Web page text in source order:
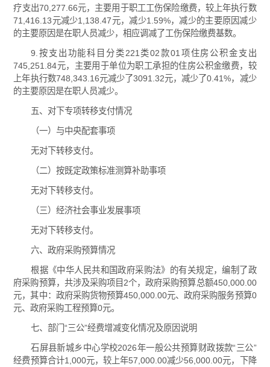
疗支出70,277.66元，主要用于职工工伤保险缴费，较上年执行数
71,416.13元减少1,138.47元，减少1.59%，减少的主要原因减少
的主要原因是在职人员减少，相应调减了工伤保险缴费基数。
9.按支出功能科目分类221类02款01项住房公积金支出
745,251.84元，主要用于单位为职工承担的住房公积金缴费，较
上年执行数748,343.16元减少了3091.32元，减少了0.41%，减少
的主要原因是在职人员减少。
五、对下专项转移支付情况
（一）与中央配套事项
无对下转移支付。
（二）按既定政策标准测算补助事项
无对下转移支付。
（三）经济社会事业发展事项
无对下转移支付。
六、政府采购预算情况
根据《中华人民共和国政府采购法》的有关规定，编制了政
府采购预算，共涉及采购项目2个，政府采购预算总额450,000.00
元，其中：政府采购货物预算450,000.00元、政府采购服务预算0
元、政府采购工程预算0元。
七、部门“三公”经费增减变化情况及原因说明
石屏县新城乡中心学校2026年一般公共预算财政拨款“三公”
经费预算合计1,000元，较上年57,000.00减少56,000.00元，下降